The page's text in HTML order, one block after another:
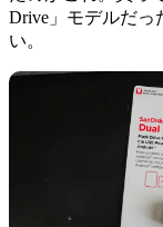
Drive」モデルだっ
い。